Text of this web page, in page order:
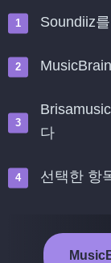
Soundiiz
다
선택한 항